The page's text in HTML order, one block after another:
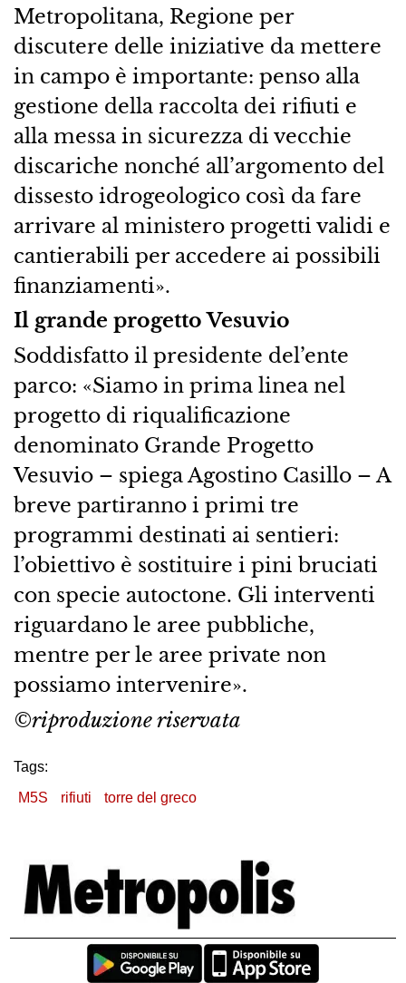
Metropolitana, Regione per
discutere delle iniziative da mettere
in campo è importante: penso alla
gestione della raccolta dei rifiuti e
alla messa in sicurezza di vecchie
discariche nonché all’argomento del
dissesto idrogeologico così da fare
arrivare al ministero progetti validi e
cantierabili per accedere ai possibili
finanziamenti».
Il grande progetto Vesuvio
Soddisfatto il presidente del’ente
parco: «Siamo in prima linea nel
progetto di riqualificazione
denominato Grande Progetto
Vesuvio – spiega Agostino Casillo – A
breve partiranno i primi tre
programmi destinati ai sentieri:
l’obiettivo è sostituire i pini bruciati
con specie autoctone. Gli interventi
riguardano le aree pubbliche,
mentre per le aree private non
possiamo intervenire».
©riproduzione riservata
Tags:
M5S
rifiuti torre del greco